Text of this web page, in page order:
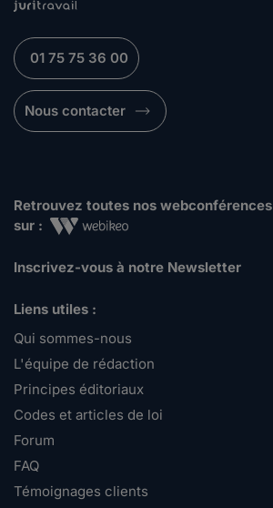
01 75 75 36 00
Nous contacter
Retrouvez toutes nos webconférences
sur :
Inscrivez-vous à notre Newsletter
Liens utiles :
Qui sommes-nous
L'équipe de rédaction
Principes éditoriaux
Codes et articles de loi
Forum
FAQ
Témoignages clients